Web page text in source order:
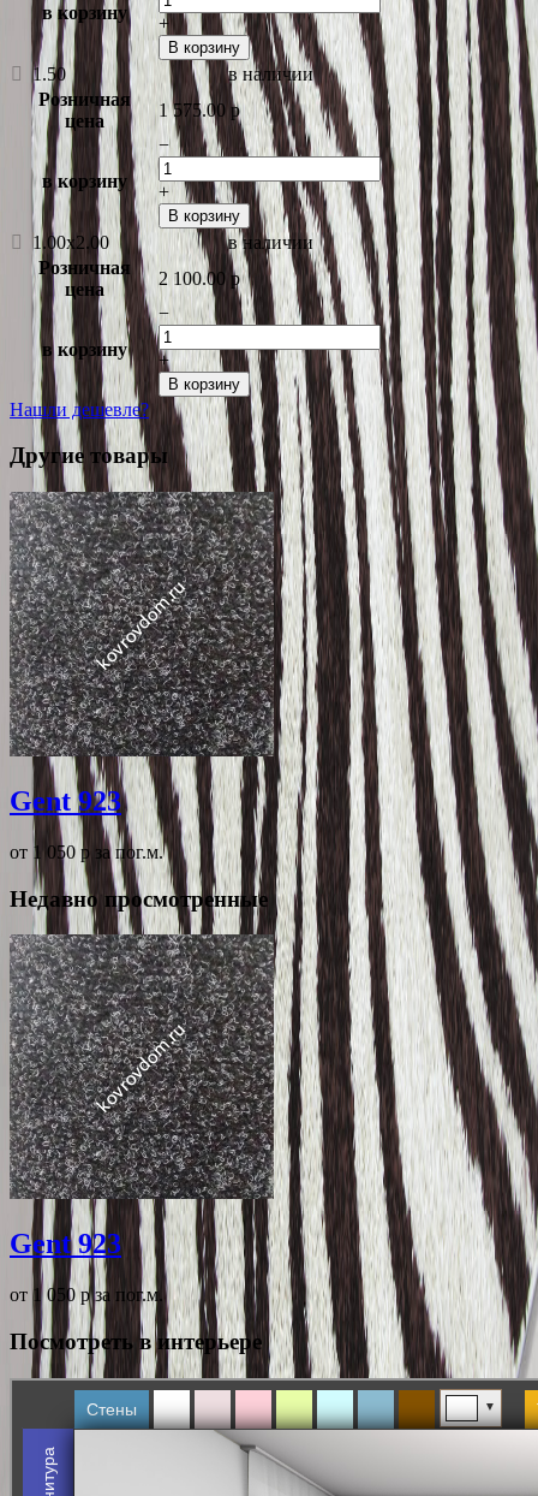
в корзину
+
В корзину
1.50
в наличии
Розничная
цена
1 575.00p
в корзину
−
+
В корзину
1.00x2.00
в наличии
Розничная
цена
2 100.00 p
в корзину
−
+
В корзину
Нашли дешевле?
Другие товары
Gent 923
от 1 050 p за пог.м.
Недавно просмотренные
Gent 923
от 1 050 pза пог.м.
Посмотреть в интерьере